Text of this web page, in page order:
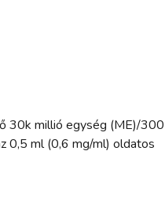
30k millió egység (ME)/300
0,5 ml (0,6 mg/ml) oldatos